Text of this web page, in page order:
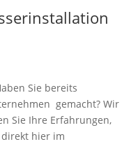
Sie bereits
gemacht? Wir
Sie Ihre Erfahrungen,
direkt hier im